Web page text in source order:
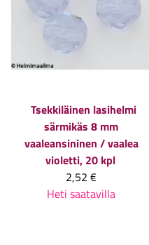
Tsekkiläinen lasihelmi
särmikäs 8 mm
vaaleansininen / vaalea
violetti, 20 kpl
2,52 €
Heti saatavilla